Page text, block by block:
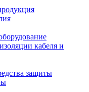
кабеля и
защиты